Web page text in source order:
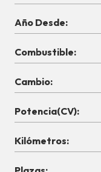
Año Desde:
Combustible:
Cambio:
Potencia(CV):
Kilómetros: